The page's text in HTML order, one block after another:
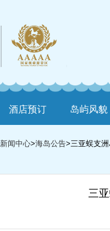
酒店预订 岛屿风貌
新闻中心>海岛公告>三亚蜈支
三